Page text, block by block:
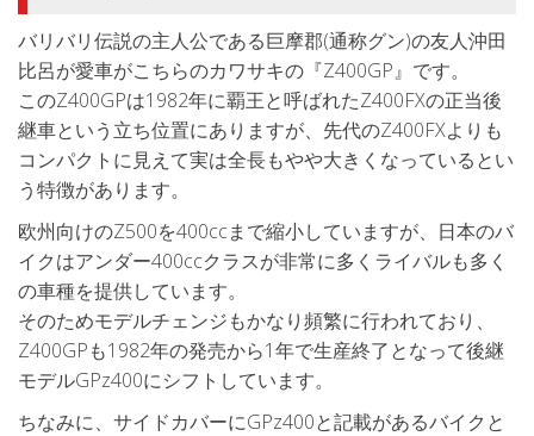
バリバリ伝説の主人公である巨摩郡(通称グン)の友人沖田
比呂が愛車がこちらのカワサキの『Z400GP』です。
このZ400GPは1982年に覇王と呼ばれたZ400FXの正当後
継車という立ち位置にありますが、先代のZ400FXよりも
コンパクトに見えて実は全長もやや大きくなっているとい
う特徴があります。
欧州向けのZ500を400ccまで縮小していますが、日本のバ
イクはアンダー400ccクラスが非常に多くライバルも多く
の車種を提供しています。
そのためモデルチェンジもかなり頻繁に行われており、
Z400GPも1982年の発売から1年で生産終了となって後継
モデルGPz400にシフトしています。
ちなみに、サイドカバーにGPz400と記載があるバイクと